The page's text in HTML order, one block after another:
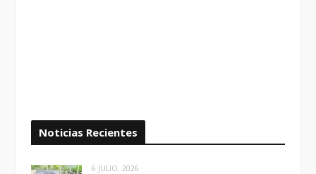
Noticias Recientes
6 JULIO, 2026